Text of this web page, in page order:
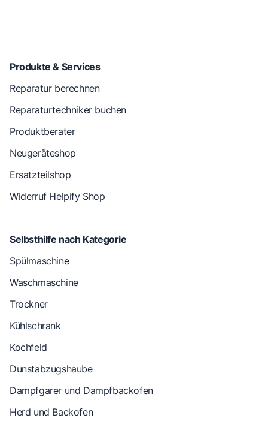
Produkte & Services
Reparatur berechnen
Reparaturtechniker buchen
Produktberater
Neugeräteshop
Ersatzteilshop
Widerruf Helpify Shop
Selbsthilfe nach Kategorie
Spülmaschine
Waschmaschine
Trockner
Kühlschrank
Kochfeld
Dunstabzugshaube
Dampfgarer und Dampfbackofen
Herd und Backofen